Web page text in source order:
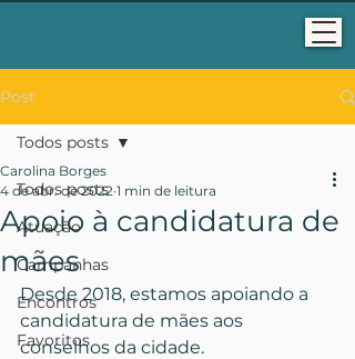
Post
Todos posts
Atuação
Campanhas
Encontros
Favoritos
Todos posts
Apoio à candidatura de
mães
Carolina Borges
4 de abr. de 2022 1 min de leitura
Desde 2018, estamos apoiando a
candidatura de mães aos
conselhos da cidade.